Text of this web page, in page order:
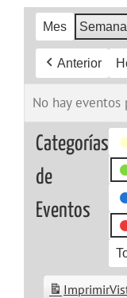
Mes Semana
Anterior
No hay eventos
Categorías
de
Eventos
Imprimir